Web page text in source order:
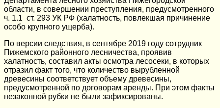
области, в совершении преступления, предусмотренного
ч. 1.1 ст. 293 УК РФ (халатность, повлекшая причинение
особо крупного ущерба).
По версии следствия, в сентябре 2019 году сотрудник
Пижемского районного лесничества, проявив
халатность, составил акты осмотра лесосеки, в которых
отразил факт того, что количество вырубленной
древесины соответствует объему древесины,
предусмотренной по договорам аренды. При этом факты
незаконной рубки не были зафиксированы.